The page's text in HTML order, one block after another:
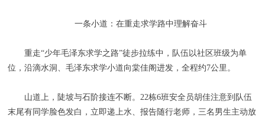
一条小道：在重走求学路中理解奋斗
重走“少年毛泽东求学之路”徒步拉练中，队伍以社区班级为单
位，沿滴水洞、毛泽东求学小道向棠佳阁进发，全程约7公里。
山道上，陡坡与石阶接连不断。22栋6班安全员胡佳注意到队伍
末尾有同学脸色发白，立即递上水、报告随行老师，三名男生主动放